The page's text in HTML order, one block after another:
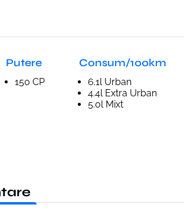
Putere
150 CP
Consum/100km
6.1l Urban
4.4l Extra Urban
5.0l Mixt